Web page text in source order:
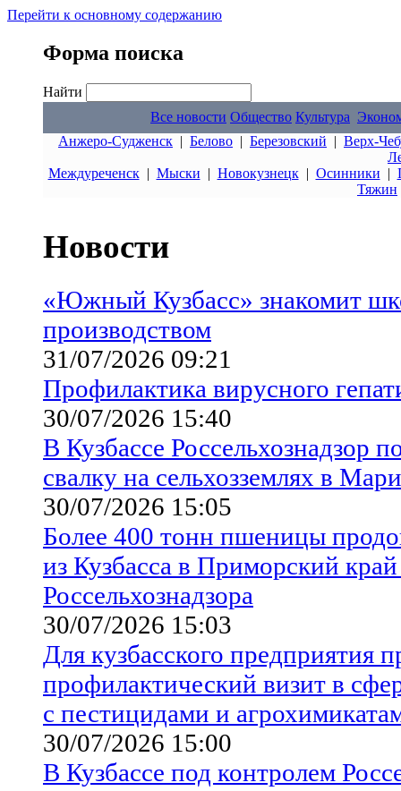
Перейти к основному содержанию
Форма поиска
Найти
Все новости Общество Культура
Анжеро-Судженск | Белово | Березовский | Верх-
Междуреченск| Мыски | Новокузнецк| Осинники |
Тяжин
Новости
«Южный Кузбасс» знакомит
производством
31/07/2026 09:21
Профилактика вирусного
30/07/2026 15:40
В Кузбассе Россельхознадзор
свалку на сельхозземлях в
30/07/2026 15:05
Более 400 тонн пшеницы
из Кузбасса в Приморский
Россельхознадзора
30/07/2026 15:03
Для кузбасского предприятия
профилактический визит в
с пестицидами и
30/07/2026 15:00
В Кузбассе под контролем